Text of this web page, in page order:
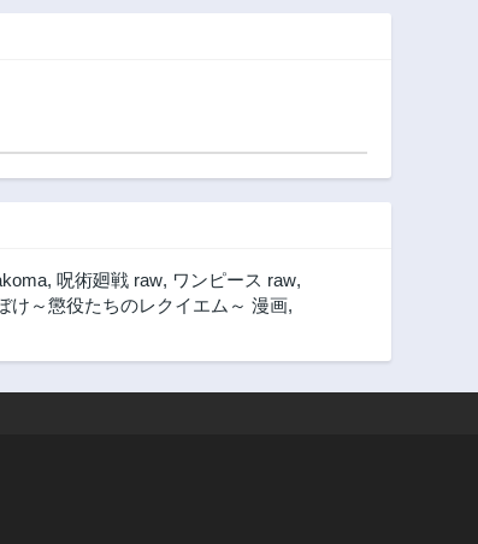
と歩む～@COMIC
, 呪術廻戦 raw, ワンピース raw,
け～懲役たちのレクイエム～ 漫画,